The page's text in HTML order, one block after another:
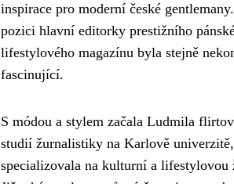
inspirace pro moderní české
pozici hlavní editorky prestižního
lifestylového magazínu byla stejně
fascinující.
S módou a stylem začala Ludmila
studií žurnalistiky na Karlově
specializovala na kulturní a lifestylovou